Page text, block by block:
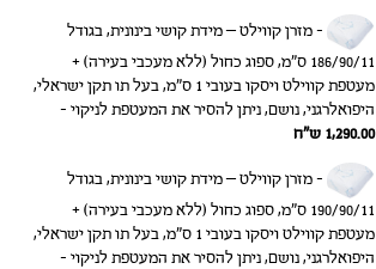
-מזרן קווילט – מידת קושי בינונית, בגודל
186/90/11 ס"מ, ספוג כחול (ללא מעכבי בעירה) +
מעטפת קווילט ויסקו בעובי 1 ס"מ, בעל תו תקן ישראלי,
היפואלרגני, נושם, ניתן להסיר את המעטפת לניקוי -
1,290.00 ש״ח
-מזרן קווילט – מידת קושי בינונית, בגודל
190/90/11 ס"מ, ספוג כחול (ללא מעכבי בעירה) +
מעטפת קווילט ויסקו בעובי 1 ס"מ, בעל תו תקן ישראלי,
היפואלרגני, נושם, ניתן להסיר את המעטפת לניקוי -